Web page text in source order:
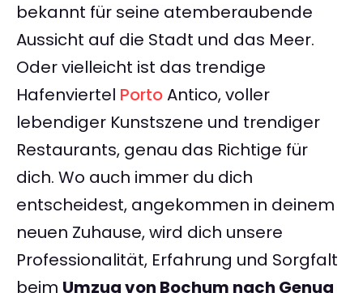
bekannt für seine atemberaubende
Aussicht auf die Stadt und das Meer.
Oder vielleicht ist das trendige
Hafenviertel PortoAntico, voller
lebendiger Kunstszene und trendiger
Restaurants, genau das Richtige für
dich. Wo auch immer du dich
entscheidest, angekommen in deinem
neuen Zuhause, wird dich unsere
Professionalität, Erfahrung und Sorgfalt
beim Umzug von Bochum nach Genua